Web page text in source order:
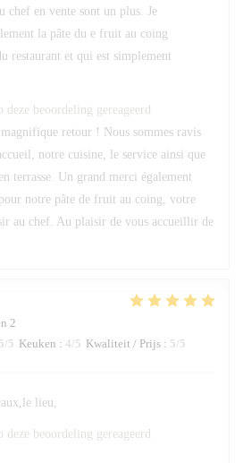
chef en vente sont un plus. Je
la pâte du e fruit au coing
restaurant et qui est simplement
deze beoordeling gereageerd
retour ! Nous sommes ravis
notre cuisine, le service ainsi que
terrasse. Un grand merci également
notre pâte de fruit au coing, votre
au chef. Au plaisir de vous accueillir de
2
5/5 Keuken : 4/5 Kwaliteit / Prijs : 5/5
lieu,
deze beoordeling gereageerd